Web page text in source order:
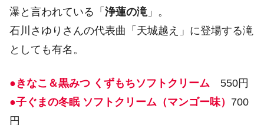
瀑と言われている「 浄蓮の滝」。
石川さゆりさんの代表曲「天城越え」に登場する滝
としても有名。
●きなこ＆黒みつ くずもちソフトクリーム 550円
●子ぐまの冬眠 ソフトクリーム（マンゴー味） 700
円